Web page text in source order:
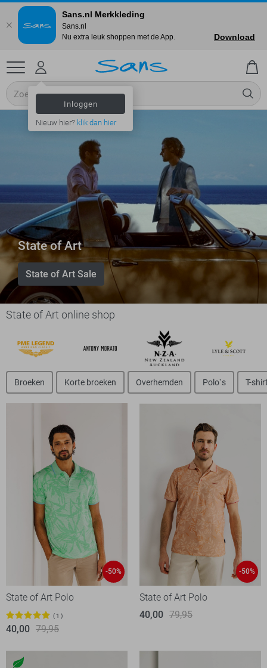
Inloggen
Nieuw hier? klik dan hier
State of Art
State of Art Sale
State of Art online shop
Broeken Korte broeken Overhemden Polo`s T-
-50%
State of Art Polo
1
40,00 79,95
-50%
State of Art Polo
40,00 79,95
Sans.nl Merkkleding
Sans.nl
Nu extra leuk shoppen met de App.
Download